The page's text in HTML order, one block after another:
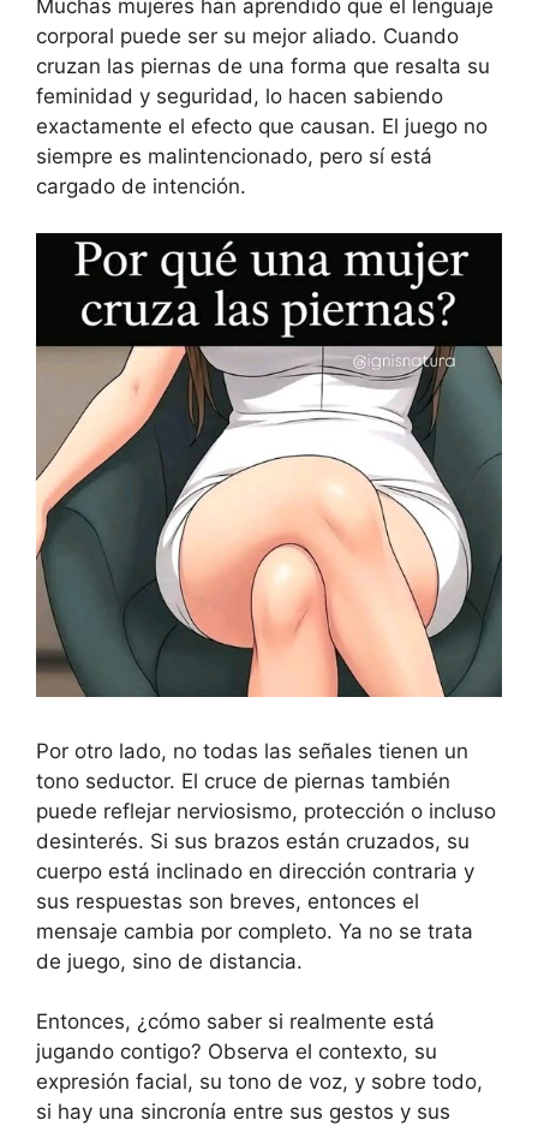
Muchas mujeres han aprendido que el lenguaje
corporal puede ser su mejor aliado. Cuando
cruzan las piernas de una forma que resalta su
feminidad y seguridad, lo hacen sabiendo
exactamente el efecto que causan. El juego no
siempre es malintencionado, pero sí está
cargado de intención.
Por otro lado, no todas las señales tienen un
tono seductor. El cruce de piernas también
puede reflejar nerviosismo, protección o incluso
desinterés. Si sus brazos están cruzados, su
cuerpo está inclinado en dirección contraria y
sus respuestas son breves, entonces el
mensaje cambia por completo. Ya no se trata
de juego, sino de distancia.
Entonces, ¿cómo saber si realmente está
jugando contigo? Observa el contexto, su
expresión facial, su tono de voz, y sobre todo,
si hay una sincronía entre sus gestos y sus